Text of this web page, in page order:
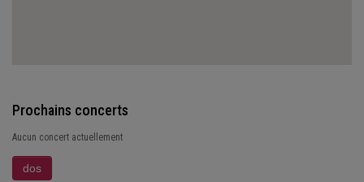
Prochains concerts
Aucun concert actuellement